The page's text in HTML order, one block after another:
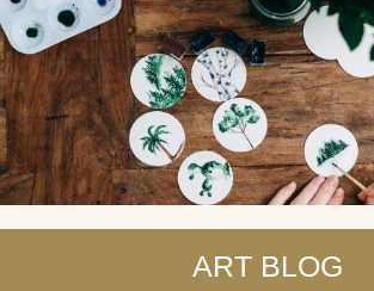
ART BLOG